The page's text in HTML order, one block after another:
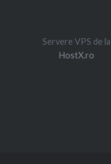
Servere VPS de la
HostX.ro